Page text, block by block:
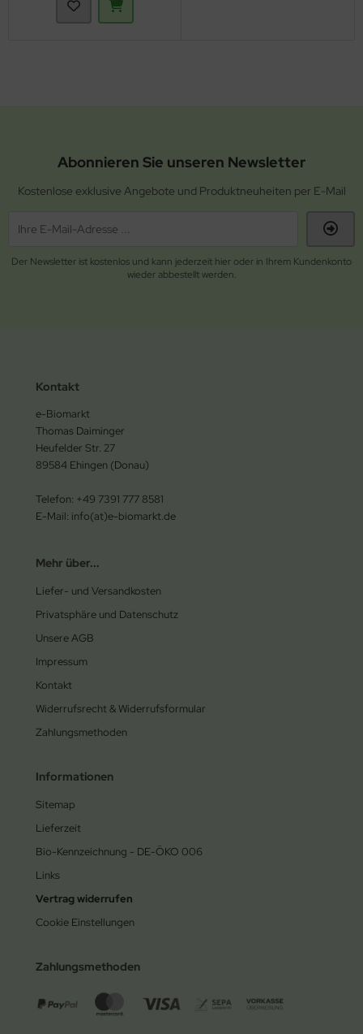
Abonnieren Sie unseren Newsletter
Kostenlose exklusive Angebote und Produktneuheiten per E-Mail
Der Newsletter ist kostenlos und kann jederzeit hier oder in Ihrem Kundenkonto
wieder abbestellt werden.
Kontakt
e-Biomarkt
Thomas Daiminger
Heufelder Str. 27
89584 Ehingen (Donau)
Telefon: +49 7391 777 8581
E-Mail: info(at)e-biomarkt.de
Mehr über...
Liefer- und Versandkosten
Privatsphäre und Datenschutz
Unsere AGB
Impressum
Kontakt
Widerrufsrecht & Widerrufsformular
Zahlungsmethoden
Informationen
Sitemap
Lieferzeit
Bio-Kennzeichnung - DE-ÖKO 006
Links
Vertrag widerrufen
Cookie Einstellungen
Zahlungsmethoden